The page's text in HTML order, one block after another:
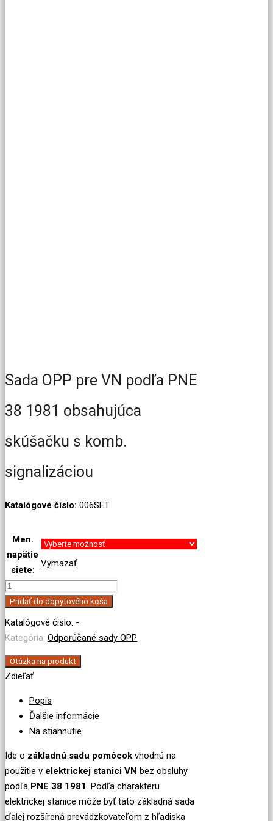
Sada OPP pre VN podľa PNE
38 1981 obsahujúca
skúšačku s komb.
signalizáciou
Katalógové číslo: 006SET
Men.
napätie
siete:
Vymazať
množstvo
Sada
podľa
PNE
obsahujúca
skúšačku
s
komb.
signalizáciou
Pridať do dopytového koša
Katalógové číslo: -
Kategória: Odporúčané sady OPP
Otázka na produkt
Zdieľať
Popis
Ďalšie informácie
Na stiahnutie
Ide o základnú sadu pomôcok vhodnú na
použitie v elektrickej stanici VN bez obsluhy
podľa PNE 38 1981. Podľa charakteru
elektrickej stanice môže byť táto základná sada
ďalej rozšírená prevádzkovateľom z hľadiska